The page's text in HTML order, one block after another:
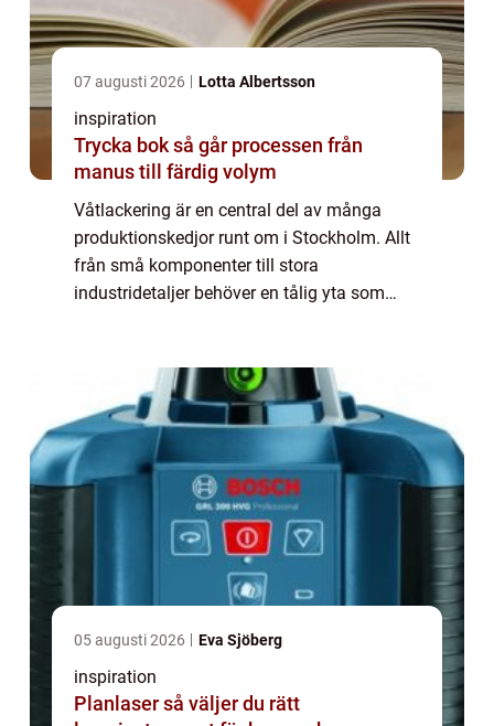
07 augusti 2026 Lotta Albertsson
inspiration
Trycka bok så går processen från
manus till färdig volym
Våtlackering är en central del av många
produktionskedjor runt om i Stockholm. Allt
från små komponenter till stora
industridetaljer behöver en tålig yta som
05 augusti 2026 Eva Sjöberg
inspiration
Planlaser så väljer du rätt